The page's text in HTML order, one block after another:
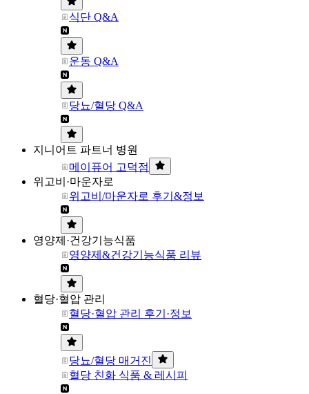
식단 Q&A
운동 Q&A
당뇨/혈당 Q&A
지니어트 파트너 병원
메이퓨어 고덕점
위고비·마운자로
위고비/마운자로 후기&정보
영양제·건강기능식품
영양제&건강기능식품 리뷰
혈당·혈압 관리
혈당·혈압 관리 후기·정보
당뇨/혈당 매거진
혈당 친화 식품 & 레시피